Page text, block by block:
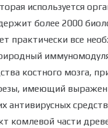
используется
более 2000
практически все
костного мозга,
имеющий
антивирусных
комлевой части